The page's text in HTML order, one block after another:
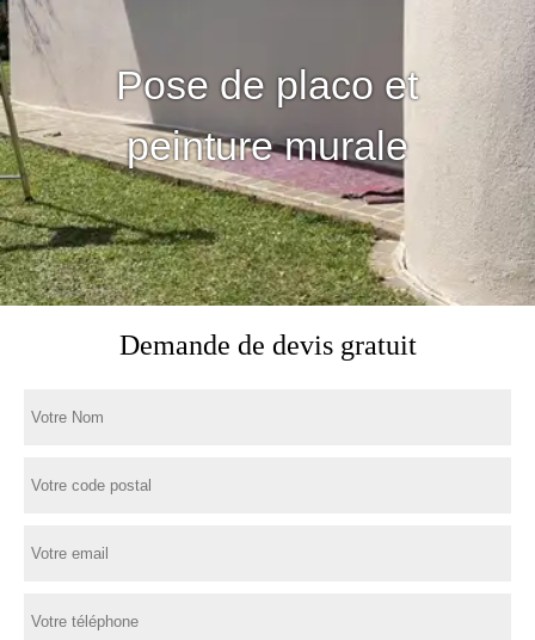
Pose de placo et
peinture murale
Demande de devis gratuit